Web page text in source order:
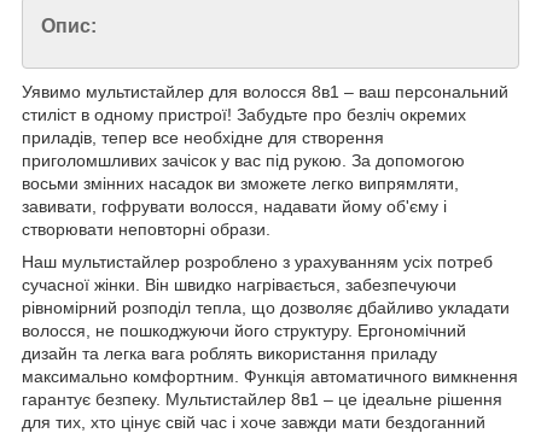
Опис:
Уявимо мультистайлер для волосся 8в1 – ваш персональний
стиліст в одному пристрої! Забудьте про безліч окремих
приладів, тепер все необхідне для створення
приголомшливих зачісок у вас під рукою. За допомогою
восьми змінних насадок ви зможете легко випрямляти,
завивати, гофрувати волосся, надавати йому об'єму і
створювати неповторні образи.
Наш мультистайлер розроблено з урахуванням усіх потреб
сучасної жінки. Він швидко нагрівається, забезпечуючи
рівномірний розподіл тепла, що дозволяє дбайливо укладати
волосся, не пошкоджуючи його структуру. Ергономічний
дизайн та легка вага роблять використання приладу
максимально комфортним. Функція автоматичного вимкнення
гарантує безпеку. Мультистайлер 8в1 – це ідеальне рішення
для тих, хто цінує свій час і хоче завжди мати бездоганний